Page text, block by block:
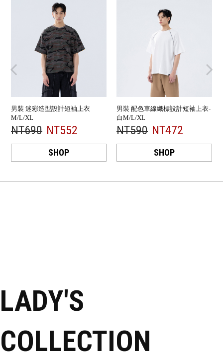
男裝 迷彩造型設計短袖上衣
M/L/XL
NT690 NT552
SHOP
男裝 配色車線織標設計短袖上衣-
白M/L/XL
NT590 NT472
SHOP
LADY'S
COLLECTION